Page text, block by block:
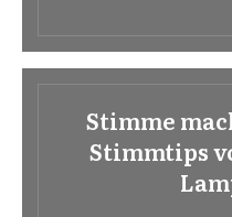
Stimme
Stimmtips